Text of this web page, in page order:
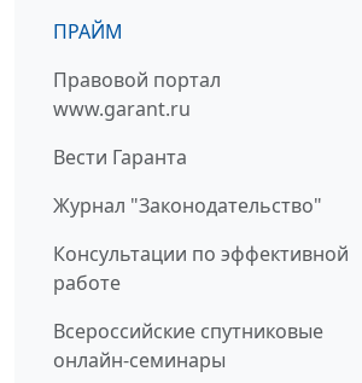
ПРАЙМ
Правовой портал
www.garant.ru
Вести Гаранта
Журнал "Законодательство"
Консультации по эффективной
работе
Всероссийские спутниковые
онлайн-семинары